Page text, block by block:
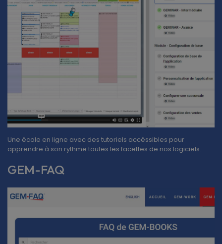
Une école en ligne avec des tutoriels accéssibles pour
apprendre à son rythme toutes les facettes de nos logiciels.
GEM-FAQ